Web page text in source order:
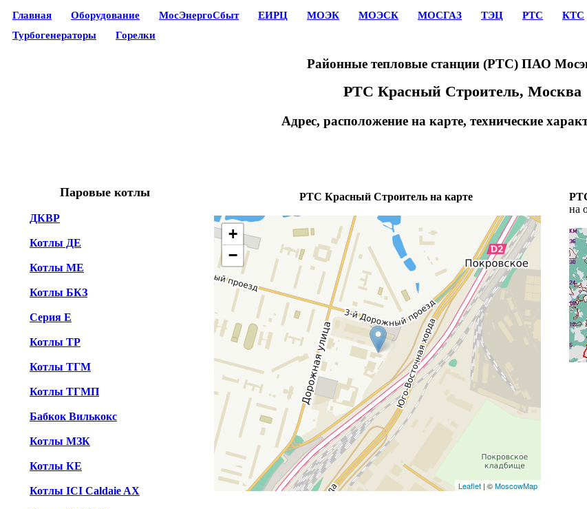
Главная Оборудование МосЭнергоСбыт ЕИРЦ МОЭК МОЭСК МОСГАЗ ТЭЦ РТС КТС
Турбогенераторы
Горелки
Районные тепловые станции (РТС) ПАО
РТС Красный Строитель, Москва
Адрес, расположение на карте, технические
Паровые котлы
ДКВР
Котлы ДЕ
Котлы МЕ
Котлы БКЗ
Серия Е
Котлы TP
Котлы TГМ
Котлы TГМП
Бабкок Вилькокс
Котлы МЗК
Котлы КЕ
Котлы ICI Caldaie AX
РТС Красный Строитель на карте
+
−
Leaflet| ©MoscowMap
на